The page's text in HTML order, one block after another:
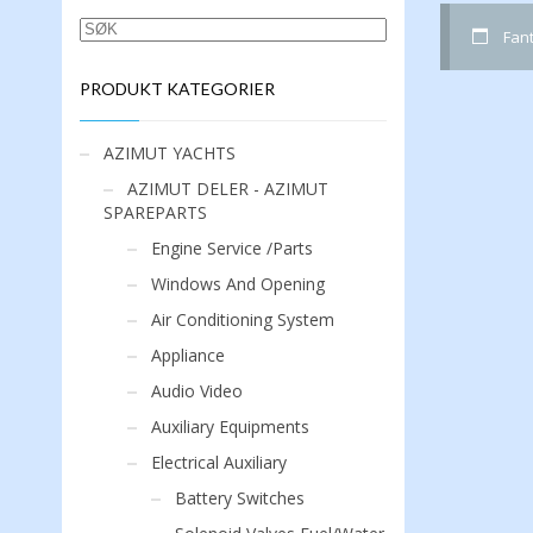
SØK
PRODUKT KATEGORIER
AZIMUT YACHTS
AZIMUT DELER - AZIMUT
SPAREPARTS
Engine Service /Parts
Windows And Opening
Air Conditioning System
Appliance
Audio Video
Auxiliary Equipments
Electrical Auxiliary
Battery Switches